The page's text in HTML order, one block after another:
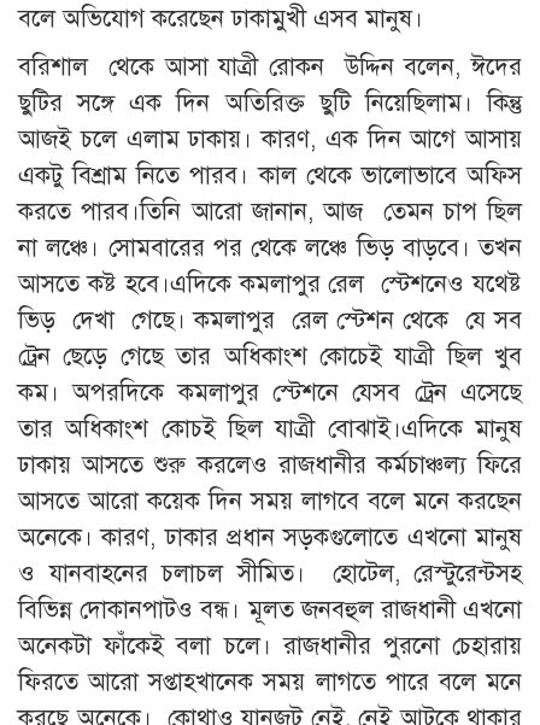
বলে অভিযোগ করেছেন ঢাকামুখী এসব মানুষ।
বরিশাল থেকে আসা যাত্রী রোকন উদ্দিন বলেন, ঈদের
ছুটির সঙ্গে এক দিন অতিরিক্ত ছুটি নিয়েছিলাম। কিন্তু
আজই চলে এলাম ঢাকায়। কারণ, এক দিন আগে আসায়
একটু বিশ্রাম নিতে পারব। কাল থেকে ভালোভাবে অফিস
করতে পারব।তিনি আরো জানান, আজ তেমন চাপ ছিল
না লঞ্চে। সোমবারের পর থেকে লঞ্চে ভিড় বাড়বে। তখন
আসতে কষ্ট হবে।এদিকে কমলাপুর রেল স্টেশনেও যথেষ্ট
ভিড় দেখা গেছে। কমলাপুর রেল স্টেশন থেকে যে সব
ট্রেন ছেড়ে গেছে তার অধিকাংশ কোচেই যাত্রী ছিল খুব
কম। অপরদিকে কমলাপুর স্টেশনে যেসব ট্রেন এসেছে
তার অধিকাংশ কোচই ছিল যাত্রী বোঝাই।এদিকে মানুষ
ঢাকায় আসতে শুরু করলেও রাজধানীর কর্মচাঞ্চল্য ফিরে
আসতে আরো কয়েক দিন সময় লাগবে বলে মনে করছেন
অনেকে। কারণ, ঢাকার প্রধান সড়কগুলোতে এখনো মানুষ
ও যানবাহনের চলাচল সীমিত। হোটেল, রেস্টুরেন্টসহ
বিভিন্ন দোকানপাটও বন্ধ। মূলত জনবহুল রাজধানী এখনো
অনেকটা ফাঁকেই বলা চলে। রাজধানীর পুরনো চেহারায়
ফিরতে আরো সপ্তাহখানেক সময় লাগতে পারে বলে মনে
করছে অনেকে। কোথাও যানজট নেই, নেই আটকে থাকার